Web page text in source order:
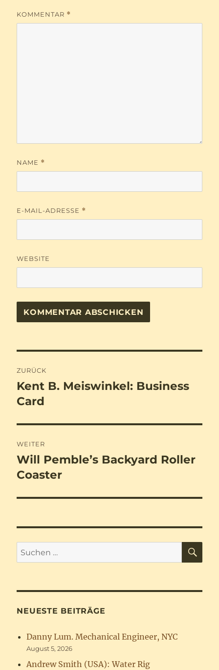
KOMMENTAR *
NAME *
E-MAIL-ADRESSE *
WEBSITE
ZURÜCK
Vorheriger
Beitrag:
Kent B. Meiswinkel: Business
Card
WEITER
Nächster
Beitrag:
Will Pemble’s Backyard Roller
Coaster
Suchen
nach:
NEUESTE BEITRÄGE
Danny Lum. Mechanical Engineer, NYC
August 5, 2026
Andrew Smith (USA): Water Rig